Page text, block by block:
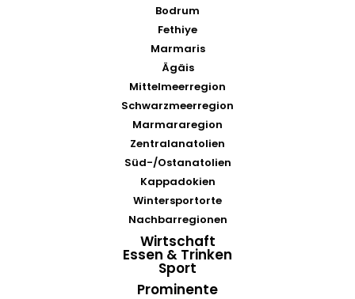
Bodrum
Fethiye
Marmaris
Ägäis
Mittelmeerregion
Schwarzmeerregion
Marmararegion
Zentralanatolien
Süd-/Ostanatolien
Kappadokien
Wintersportorte
Nachbarregionen
Wirtschaft
Essen & Trinken
Sport
Prominente